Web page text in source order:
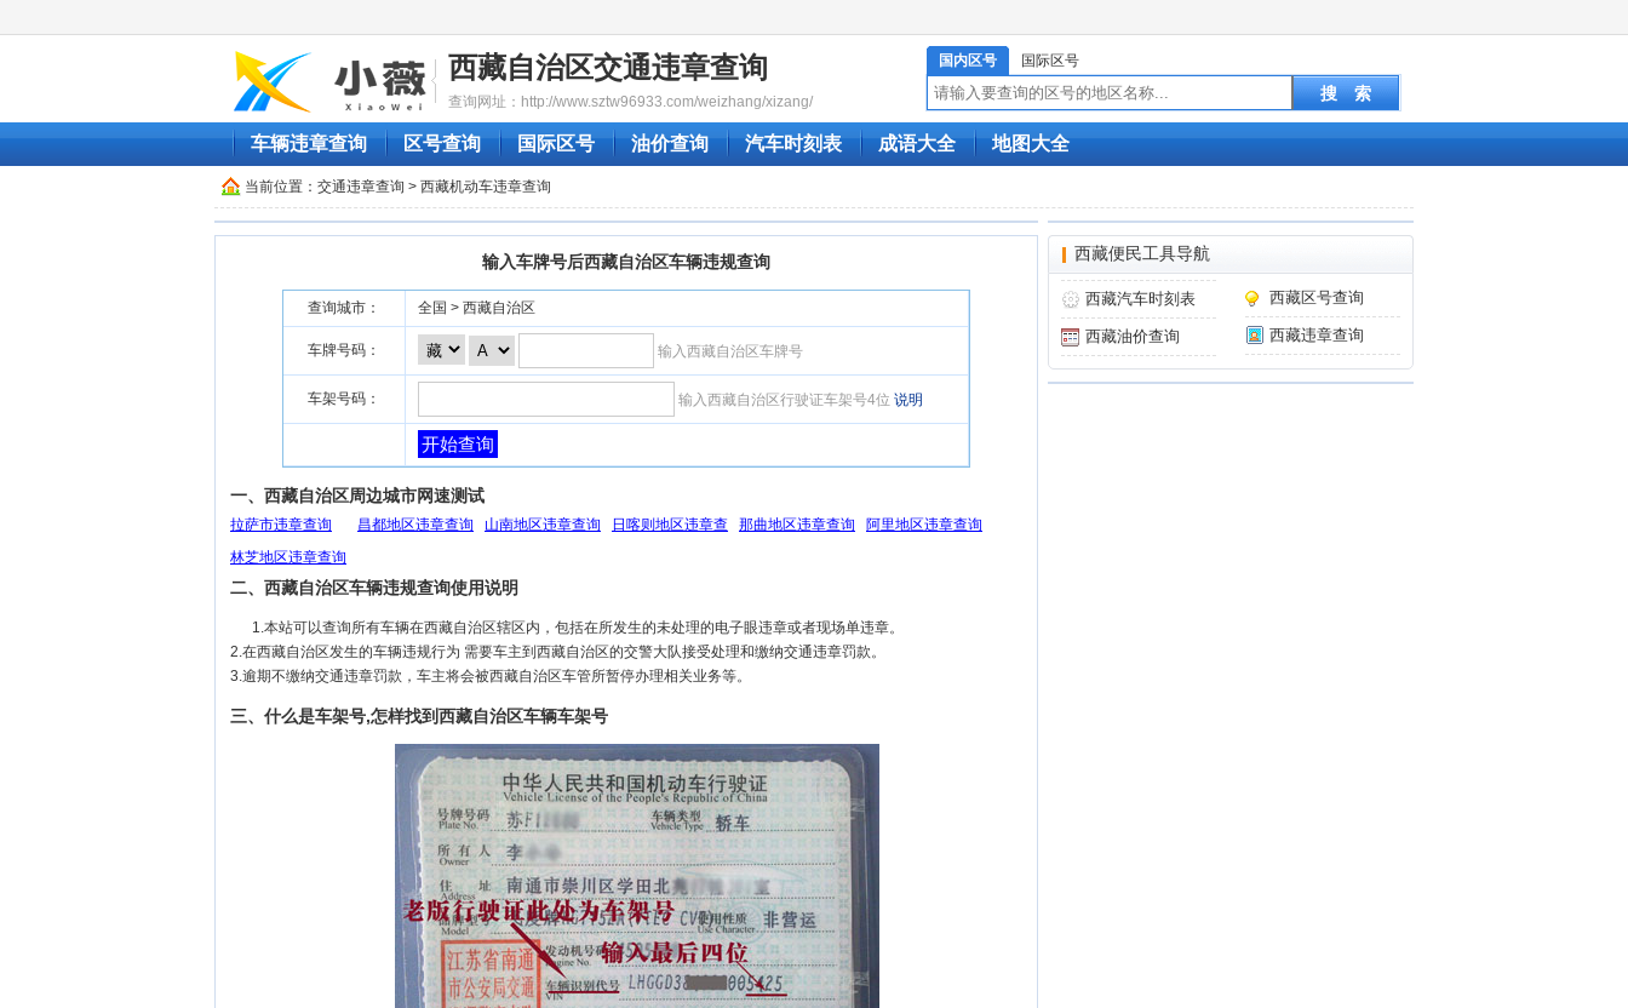
西藏自治区交通违章查询
查询网址：http://www.sztw96933.com/weizhang/xizang/
国内区号 国际区号
车辆违章查询 区号查询 国际区号 油价查询 汽车时刻表 成语大全 地图大全
当前位置： 交通违章查询 > 西藏机动车违章查询
输入车牌号后西藏自治区车辆违规查询
查询城市： 全国 > 西藏自治区
车牌号码： 输入西藏自治区车牌号
车架号码： 输入西藏自治区行驶证车架号4位 说明
开始查询
一、西藏自治区周边城市网速测试
拉萨市违章查询 昌都地区违章查询 山南地区违章查询
日喀则地区违章查
那曲地区违章查询
阿里地区违章查询
林芝地区违章查询
二、西藏自治区车辆违规查询使用说明
1.本站可以查询所有车辆在西藏自治区辖区内，包括在所发生的未处理的电子眼违章或者现场单违章。
2.在西藏自治区发生的车辆违规行为 需要车主到西藏自治区的交警大队接受处理和缴纳交通违章罚款。
3.逾期不缴纳交通违章罚款，车主将会被西藏自治区车管所暂停办理相关业务等。
三、什么是车架号,怎样找到西藏自治区车辆车架号
西藏便民工具导航
西藏区号查询
西藏汽车时刻表
西藏违章查询
西藏油价查询